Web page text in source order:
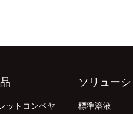
ットコンベヤ
ソリュー
標準溶液